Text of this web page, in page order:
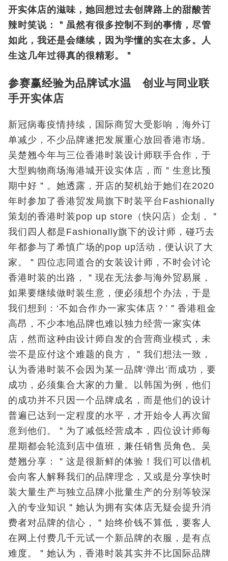
开实体店的滋味，她回想过去创牌路上的甜酸苦
辣时笑说：＂虽然有很多控制不到的事情，尽管
如此，我还是会继续，因为学懂的实在太多。人
生这几年过得真的很精彩。＂
参赛赢经验为品牌试水温 创业与同业联
手开实体店
新冠病毒疫情持续，国际商贸大受影响，海外订
单减少，不少品牌遂把发展重心放回香港市场。
吴楚翘今年与三位香港时装设计师联手合作，于
大型购物商场海港城开设实体店，而＂生意比预
期中好＂。她透露，开店的契机始于她们在2020
年时参加了香港贸发局旗下时装平台Fashionally
策划的香港时装pop up store（快闪店）企划，＂
我们四人都是Fashionally旗下的设计师，碰巧去
年都参与了希慎广场的pop up活动，便认识了大
家。＂四位志同道合的女装设计师，不时会讨论
香港时装的出路，＂现在无法参与海外贸易展，
如果要继续做时装生意，便必须想个办法，于是
我们想到：‘不如合作办一家实体店？’＂香港租金
高昂，不少本地品牌也难以独力经营一家实体
店，然而这种由设计师自发的合营商业模式，未
尝不是应付这个难题的良方，＂我们想法一致，
认为香港时装不会因为某一品牌‘弹出’而成功，要
成功，必须集合大家的力量。以韩国为例，他们
的成功并不只因一个品牌成名，而是他们的设计
普遍已达到一定程度的水平，才开始令人再次留
意到他们。＂为了减低经营成本，四位设计师每
星期都会轮流到店中值班，兼任销售员角色。吴
楚翘分享：＂这是很新鲜的体验！我们可以借机
会向客人解释我们的品牌理念，又或是分享快时
装大量生产与独立品牌小批量生产的分别等较深
入的专业知识＂她认为拥有实体店无疑会提升消
费者对品牌的信心，＂始终价钱不算低，要客人
在网上付费几千元试一个新品牌的衣服，是有点
难度。＂她认为，香港时装其实并不比国际品牌